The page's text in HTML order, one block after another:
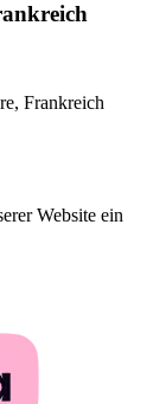
Frankreich
Website ein